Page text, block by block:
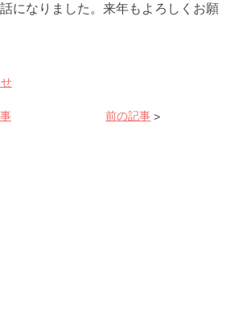
になりました。来年もよろしくお願
前の記事 >